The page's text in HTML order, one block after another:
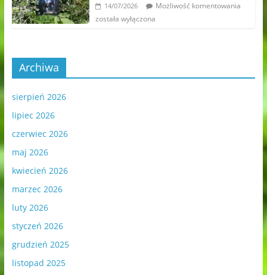
14/07/2026
Możliwość komentowania
została wyłączona
Archiwa
sierpień 2026
lipiec 2026
czerwiec 2026
maj 2026
kwiecień 2026
marzec 2026
luty 2026
styczeń 2026
grudzień 2025
listopad 2025